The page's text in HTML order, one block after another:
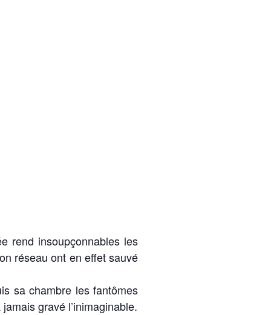
rend insoupçonnables les
réseau ont en effet sauvé
sa chambre les fantômes
gravé l’inimaginable.